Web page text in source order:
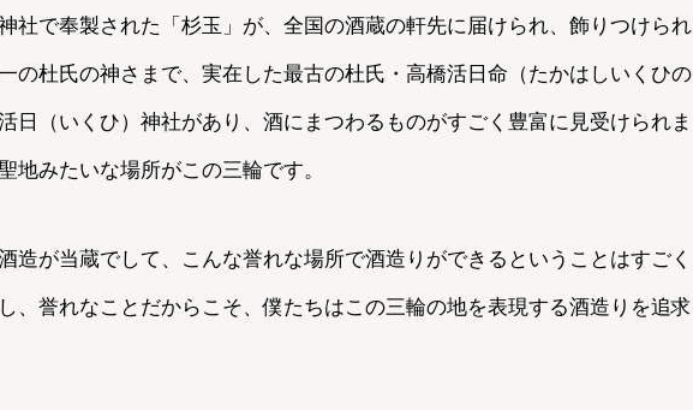
社で奉製された「杉玉」が、全国の酒蔵の軒先に届けられ、飾りつけられ
の杜氏の神さまで、実在した最古の杜氏・高橋活日命（たかはしいくひの
日（いくひ）神社があり、酒にまつわるものがすごく豊富に見受けられま
地みたいな場所がこの三輪です。
造が当蔵でして、こんな誉れな場所で酒造りができるということはすごく
、誉れなことだからこそ、僕たちはこの三輪の地を表現する酒造りを追求